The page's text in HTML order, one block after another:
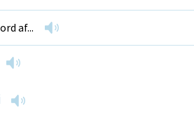
af...